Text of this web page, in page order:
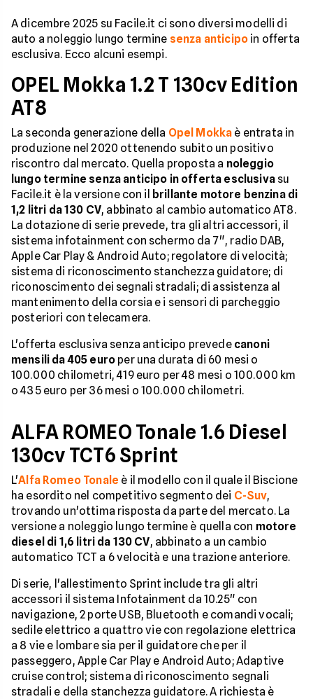
A dicembre 2025 su Facile.it ci sono diversi modelli di
auto a noleggio lungo termine senza anticipo in offerta
esclusiva. Ecco alcuni esempi.
OPEL Mokka 1.2 T 130cv Edition
AT8
La seconda generazione della Opel Mokka è entrata in
produzione nel 2020 ottenendo subito un positivo
riscontro dal mercato. Quella proposta a noleggio
lungo termine senza anticipo in offerta esclusivasu
Facile.it è la versione con il
brillante motore benzina di
1,2 litri da 130 CV, abbinato al cambio automatico AT8.
La dotazione di serie prevede, tra gli altri accessori, il
sistema infotainment con schermo da 7", radio DAB,
Apple Car Play & Android Auto; regolatore di velocità;
sistema di riconoscimento stanchezza guidatore; di
riconoscimento dei segnali stradali; di assistenza al
mantenimento della corsia e i sensori di parcheggio
posteriori con telecamera.
L'offerta esclusiva senza anticipo prevede canoni
mensili da 405 euro per una durata di 60 mesi o
100.000 chilometri, 419 euro per 48 mesi o 100.000 km
o 435 euro per 36 mesi o 100.000 chilometri.
ALFA ROMEO Tonale 1.6 Diesel
130cv TCT6 Sprint
L'Alfa Romeo Tonale è il modello con il quale il Biscione
ha esordito nel competitivo segmento dei C-Suv,
trovando un'ottima risposta da parte del mercato. La
versione a noleggio lungo termine è quella con motore
diesel di 1,6 litri da 130 CV, abbinato a un cambio
automatico TCT a 6 velocità e una trazione anteriore.
Di serie, l'allestimento Sprint include tra gli altri
accessori il sistema Infotainment da 10.25" con
navigazione, 2 porte USB, Bluetooth e comandi vocali;
sedile elettrico a quattro vie con regolazione elettrica
a 8 vie e lombare sia per il guidatore che per il
passeggero, Apple Car Play e Android Auto; Adaptive
cruise control; sistema di riconoscimento segnali
stradali e della stanchezza guidatore. A richiesta è